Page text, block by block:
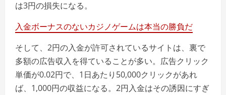
は3円の損失になる。
入金ボーナスのないカジノゲームは本当の勝負だ
そして、2円の入金が許可されているサイトは、裏で
多額の広告収入を得ていることが多い。広告クリック
単価が0.02円で、1日あたり50,000クリックがあれ
ば、1,000円の収益になる。2円入金はその誘因にすぎ